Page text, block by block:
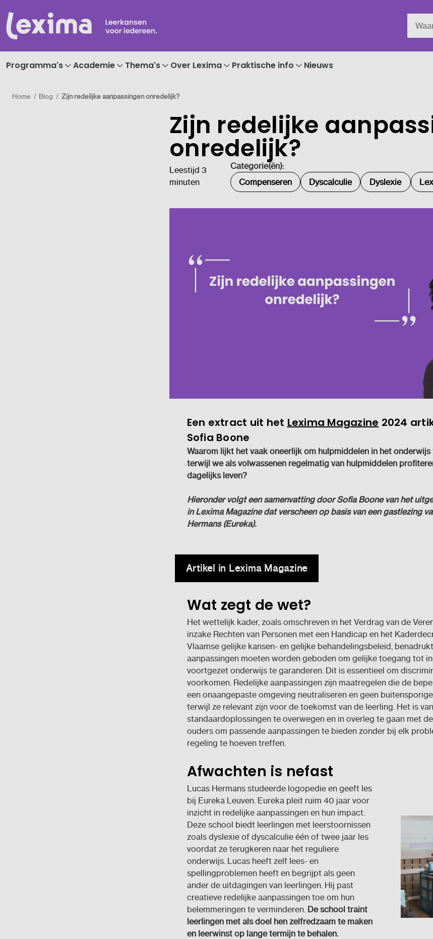
Programma's Academie Thema's Over Lexima Praktische info Nieuws
Home Blog Zijn redelijke aanpassingen onredelijk?
Zijn redelijke
onredelijk?
Leestijd 3
minuten
Categorie(ën):
Compenseren
Dyscalculie Dyslexie
Een extract uit het Lexima Magazine 2024
Sofia Boone
Waarom lijkt het vaak oneerlijk om hulpmiddelen in het
terwijl we als volwassenen regelmatig van hulpmiddelen
dagelijks leven?
Hieronder volgt een samenvatting door Sofia Boone van het
in Lexima Magazine dat verscheen op basis van een gastlezing
Hermans (Eureka).
Artikel in Lexima Magazine
Wat zegt de wet?
Het wettelijk kader, zoals omschreven in het Verdrag van de
inzake Rechten van Personen met een Handicap en het
Vlaamse gelijke kansen- en gelijke behandelingsbeleid,
aanpassingen moeten worden geboden om gelijke toegang tot
voortgezet onderwijs te garanderen. Dit is essentieel om
voorkomen. Redelijke aanpassingen zijn maatregelen die de
een onaangepaste omgeving neutraliseren en geen
terwijl ze relevant zijn voor de toekomst van de leerling. Het is
standaardoplossingen te overwegen en in overleg te gaan met
ouders om passende aanpassingen te bieden zonder bij elk
regeling te hoeven treffen.
Afwachten is nefast
Lucas Hermans studeerde logopedie en geeft les
bij Eureka Leuven. Eureka pleit ruim 40 jaar voor
inzicht in redelijke aanpassingen en hun impact.
Deze school biedt leerlingen met leerstoornissen
zoals dyslexie of dyscalculie één of twee jaar les
voordat ze terugkeren naar het reguliere
onderwijs. Lucas heeft zelf lees- en
spellingproblemen heeft en begrijpt als geen
ander de uitdagingen van leerlingen. Hij past
creatieve redelijke aanpassingen toe om hun
belemmeringen te verminderen. De school traint
leerlingen met als doel hen zelfredzaam te maken
en leerwinst op lange termijn te behalen.